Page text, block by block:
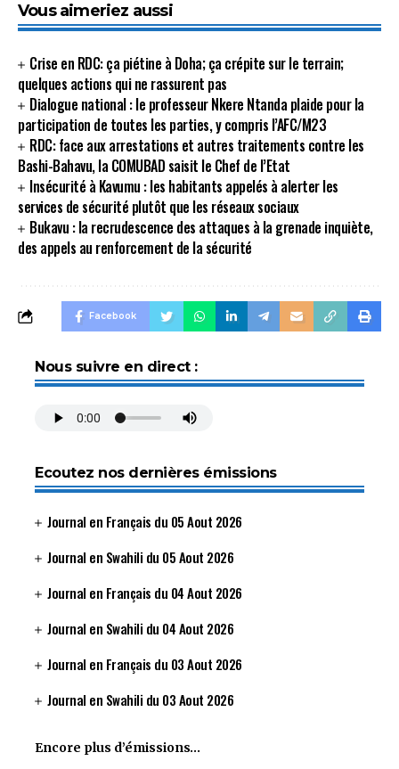
Vous aimeriez aussi
Crise en RDC: ça piétine à Doha; ça crépite sur le terrain;
quelques actions qui ne rassurent pas
Dialogue national : le professeur Nkere Ntanda plaide pour la
participation de toutes les parties, y compris l’AFC/M23
RDC: face aux arrestations et autres traitements contre les
Bashi-Bahavu, la COMUBAD saisit le Chef de l’Etat
Insécurité à Kavumu : les habitants appelés à alerter les
services de sécurité plutôt que les réseaux sociaux
Bukavu : la recrudescence des attaques à la grenade inquiète,
des appels au renforcement de la sécurité
Facebook
Nous suivre en direct :
Ecoutez nos dernières émissions
Journal en Français du 05 Aout 2026
Journal en Swahili du 05 Aout 2026
Journal en Français du 04 Aout 2026
Journal en Swahili du 04 Aout 2026
Journal en Français du 03 Aout 2026
Journal en Swahili du 03 Aout 2026
Encore plus d’émissions…